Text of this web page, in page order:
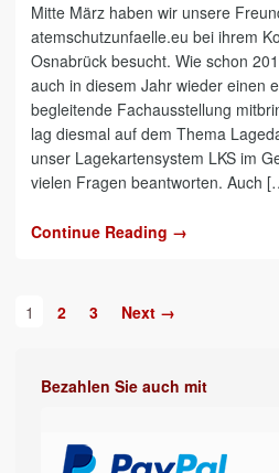
Mitte März haben wir unsere
atemschutzunfaelle.eu bei ihrem
Osnabrück besucht. Wie schon
auch in diesem Jahr wieder einen
begleitende Fachausstellung
lag diesmal auf dem Thema
unser Lagekartensystem LKS im
vielen Fragen beantworten. Auch
Continue Reading →
1 2 3 Next →
Bezahlen Sie auch mit